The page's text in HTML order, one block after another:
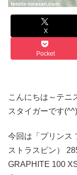
X
Pocket
こんにちは～テニ
スタイガーです
今回は「プリンス
ストラスピン）
GRAPHITE 100